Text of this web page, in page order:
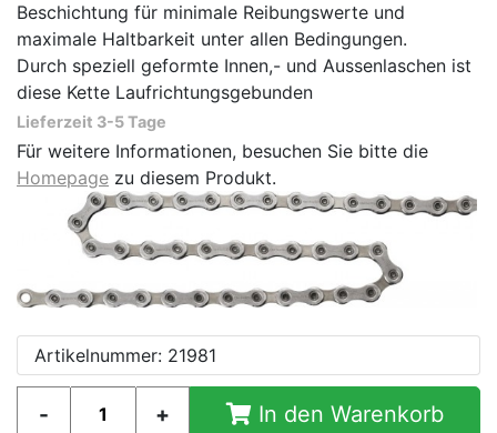
Beschichtung für minimale Reibungswerte und
maximale Haltbarkeit unter allen Bedingungen.
Durch speziell geformte Innen,- und Aussenlaschen ist
diese Kette Laufrichtungsgebunden
Lieferzeit 3-5 Tage
Für weitere Informationen, besuchen Sie bitte die
Homepage zu diesem Produkt.
Artikelnummer: 21981
In den Warenkorb